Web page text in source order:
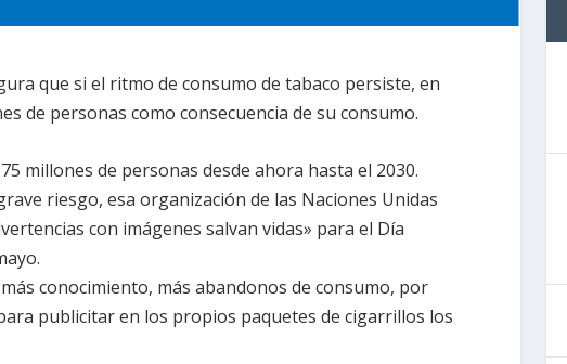
que si el ritmo de consumo de tabaco persiste, en
de personas como consecuencia de su consumo.
millones de personas desde ahora hasta el 2030.
riesgo, esa organización de las Naciones Unidas
con imágenes salvan vidas» para el Día
conocimiento, más abandonos de consumo, por
publicitar en los propios paquetes de cigarrillos los